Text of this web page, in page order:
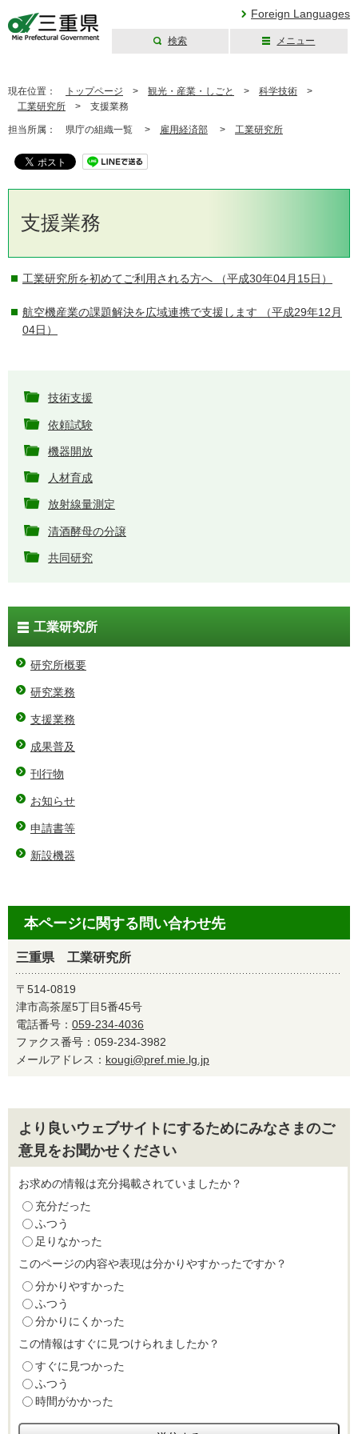
Foreign Languages
検索 メニュー
現在位置： トップページ > 観光・産業・しごと > 科学技術 >
工業研究所 > 支援業務
担当所属： 県庁の組織一覧 > 雇用経済部 > 工業研究所
支援業務
工業研究所を初めてご利用される方へ （平成30年04月15日）
航空機産業の課題解決を広域連携で支援します （平成29年12月
04日）
技術支援
依頼試験
機器開放
人材育成
放射線量測定
清酒酵母の分譲
共同研究
工業研究所
研究所概要
研究業務
支援業務
成果普及
刊行物
お知らせ
申請書等
新設機器
本ページに関する問い合わせ先
三重県 工業研究所
〒514-0819
津市高茶屋5丁目5番45号
電話番号： 059-234-4036
ファクス番号：059-234-3982
メールアドレス： kougi@pref.mie.lg.jp
より良いウェブサイトにするためにみなさまのご
意見をお聞かせください
お求めの情報は充分掲載されていましたか？
充分だった
ふつう
足りなかった
このページの内容や表現は分かりやすかったですか？
分かりやすかった
ふつう
分かりにくかった
この情報はすぐに見つけられましたか？
すぐに見つかった
ふつう
時間がかかった